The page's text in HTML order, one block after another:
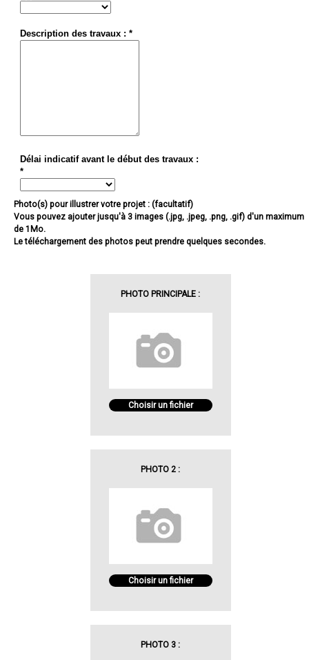
Description des travaux : *
Délai indicatif avant le début des travaux :
*
Photo(s) pour illustrer votre projet : (facultatif)
Vous pouvez ajouter jusqu'à 3 images (.jpg, .jpeg, .png, .gif) d'un maximum
de 1Mo.
Le téléchargement des photos peut prendre quelques secondes.
PHOTO PRINCIPALE :
Choisir un fichier
PHOTO 2 :
Choisir un fichier
PHOTO 3 :